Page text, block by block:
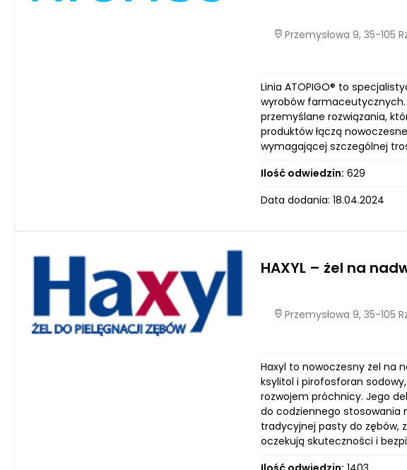
Przemysłowa 9, 35-105
Linia ATOPIGO® to
wyrobów farmaceutycznych.
przemyślane rozwiązania,
produktów łączą
wymagającej szczególnej
Ilość odwiedzin: 629
Data dodania: 18.04.2024
HAXYL – żel na
Przemysłowa 9, 35-105
Haxyl to nowoczesny żel na
ksylitol i pirofosforan
rozwojem próchnicy. Jego
do codziennego stosowania
tradycyjnej pasty do zębów,
oczekują skuteczności i